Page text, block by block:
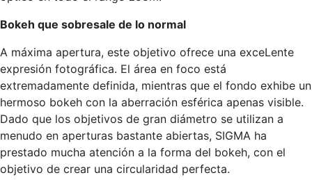
Bokeh que sobresale de lo normal
A máxima apertura, este objetivo ofrece una exceLente
expresión fotográfica. El área en foco está
extremadamente definida, mientras que el fondo exhibe un
hermoso bokeh con la aberración esférica apenas visible.
Dado que los objetivos de gran diámetro se utilizan a
menudo en aperturas bastante abiertas, SIGMA ha
prestado mucha atención a la forma del bokeh, con el
objetivo de crear una circularidad perfecta.